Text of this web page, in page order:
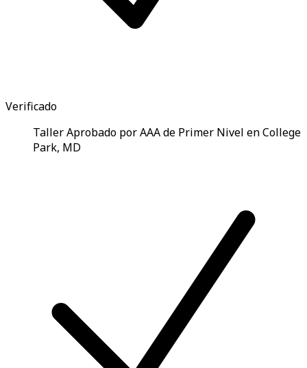
Verificado
Taller Aprobado por AAA de Primer Nivel en College
Park, MD